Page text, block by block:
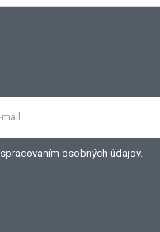
spracovaním osobných údajov.